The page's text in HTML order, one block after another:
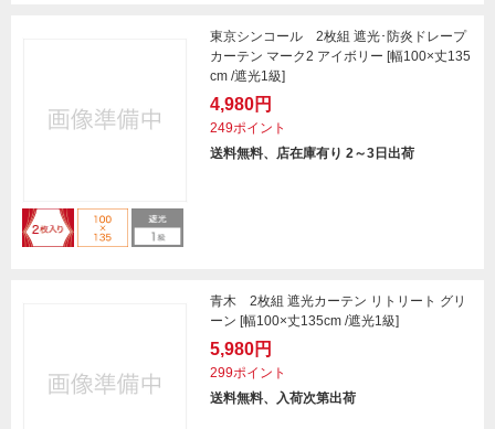
東京シンコール 2枚組 遮光･防炎ドレープ
カーテン マーク2 アイボリー [幅100×丈135
cm /遮光1級]
4,980円
249ポイント
送料無料、店在庫有り 2～3日出荷
青木 2枚組 遮光カーテン リトリート グリ
ーン [幅100×丈135cm /遮光1級]
5,980円
299ポイント
送料無料、入荷次第出荷